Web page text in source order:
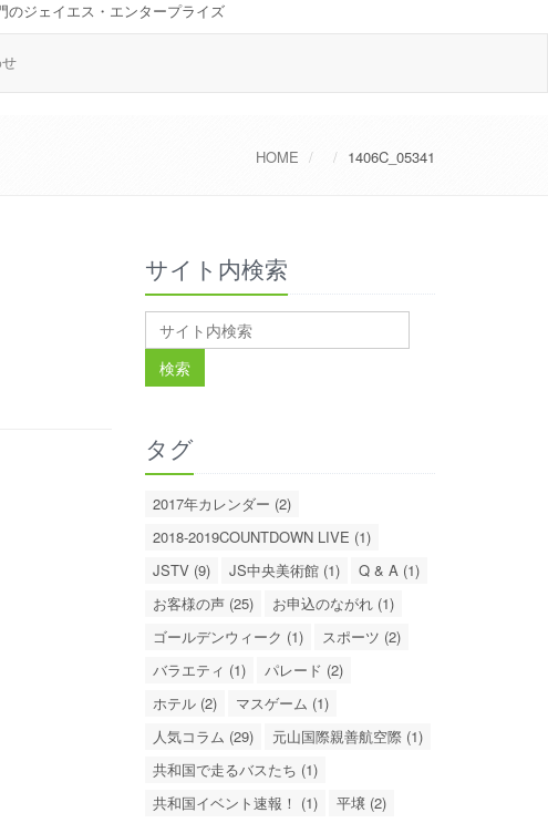
のジェイエス・エンタープライズ
HOME 1406C_05341
サイト内検索
タグ
2017年カレンダー (2)
2018-2019COUNTDOWN LIVE (1)
JSTV (9)
JS中央美術館 (1)
Q & A (1)
お客様の声 (25)
お申込のながれ (1)
ゴールデンウィーク (1)
スポーツ (2)
バラエティ (1)
パレード (2)
ホテル (2)
マスゲーム (1)
人気コラム (29)
元山国際親善航空際 (1)
共和国で走るバスたち (1)
共和国イベント速報！ (1)
平壌 (2)